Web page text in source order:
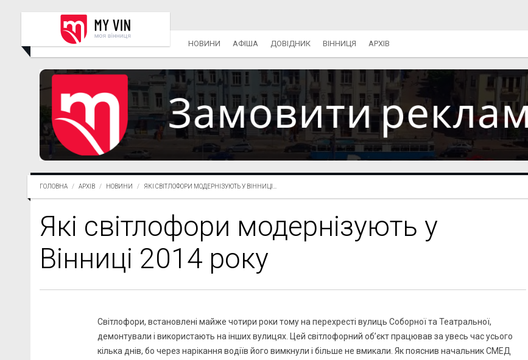
НОВИНИ АФІША ДОВІДНИК ВІННИЦЯ АРХІВ
ГОЛОВНА АРХІВ НОВИНИ ЯКІ СВІТЛОФОРИ МОДЕРНІЗУЮТЬ У ВІННИЦІ...
Які світлофори модернізують у
Вінниці 2014 року
Світлофори, встановлені майже чотири роки тому на перехресті вулиць Соборної та Театральної,
демонтували і використають на інших вулицях. Цей світлофорний об’єкт працював за увесь час усього
кілька днів, бо через нарікання водіїв його вимкнули і більше не вмикали. Як пояснив начальник СМЕД